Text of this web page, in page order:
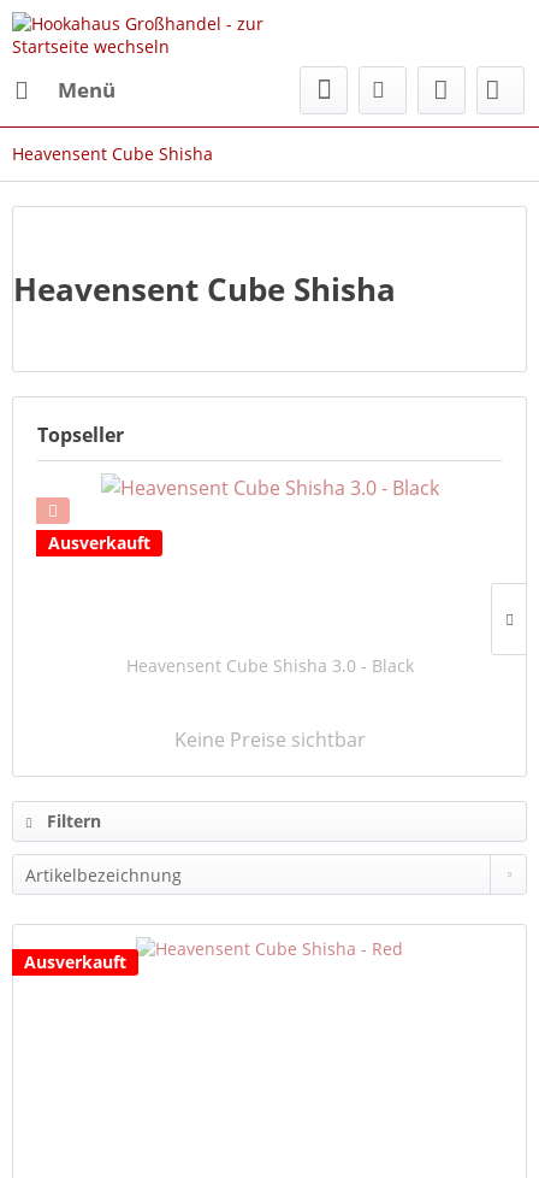
Menü
Heavensent Cube Shisha
Heavensent Cube Shisha
Topseller
Ausverkauft
Heavensent Cube Shisha 3.0 - Black
Keine Preise sichtbar
Filtern
Ausverkauft